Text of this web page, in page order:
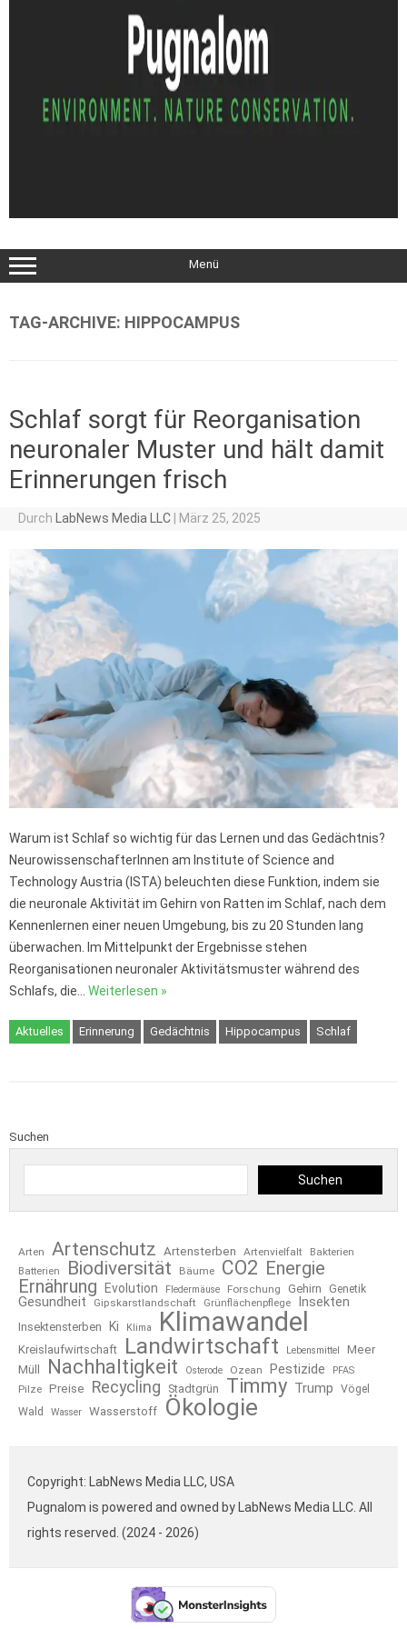
Menü
TAG-ARCHIVE: HIPPOCAMPUS
Schlaf sorgt für Reorganisation
neuronaler Muster und hält damit
Erinnerungen frisch
Durch LabNews Media LLC März 25, 2025
Warum ist Schlaf so wichtig für das Lernen und das Gedächtnis?
NeurowissenschafterInnen am Institute of Science and
Technology Austria (ISTA) beleuchten diese Funktion, indem sie
die neuronale Aktivität im Gehirn von Ratten im Schlaf, nach dem
Kennenlernen einer neuen Umgebung, bis zu 20 Stunden lang
überwachen. Im Mittelpunkt der Ergebnisse stehen
Reorganisationen neuronaler Aktivitätsmuster während des
Schlafs, die… Weiterlesen »
Aktuelles Erinnerung Gedächtnis Hippocampus Schlaf
Suchen
Suchen
Arten Artenschutz Artensterben Artenvielfalt
Bakterien
Batterien
Biodiversität Bäume CO2 Energie
Ernährung
Evolution Fledermäuse Forschung Gehirn Genetik
Gesundheit Gipskarstlandschaft Grünflächenpflege Insekten
Insektensterben Ki Klima Klimawandel
Kreislaufwirtschaft Landwirtschaft Lebensmittel
Meer
Müll
Nachhaltigkeit Osterode Ozean Pestizide PFAS
Pilze Preise Recycling Stadtgrün Timmy Trump
Vögel
Wald
Wasser Wasserstoff Ökologie
Copyright: LabNews Media LLC, USA
Pugnalom is powered and owned by LabNews Media LLC. All
rights reserved. (2024 - 2026)